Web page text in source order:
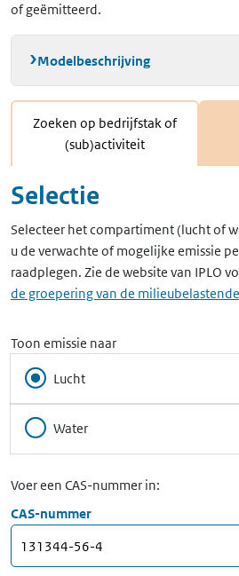
of geëmitteerd.
Modelbeschrijving
Zoeken op bedrijfstak of
(sub)activiteit
Selectie
Selecteer het compartiment (lucht of
u de verwachte of mogelijke emissie
raadplegen. Zie de website van IPLO
de groepering van de
Toon emissie naar
Lucht
Water
Voer een CAS-nummer in:
CAS-nummer